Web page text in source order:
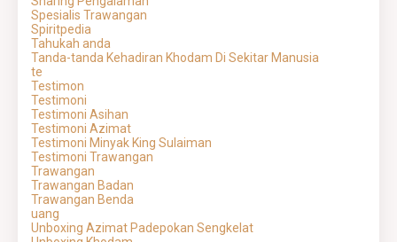
Spesialis Trawangan
Spiritpedia
Tahukah anda
Tanda-tanda Kehadiran Khodam Di Sekitar Manusia
te
Testimon
Testimoni
Testimoni Asihan
Testimoni Azimat
Testimoni Minyak King Sulaiman
Testimoni Trawangan
Trawangan
Trawangan Badan
Trawangan Benda
uang
Unboxing Azimat Padepokan Sengkelat